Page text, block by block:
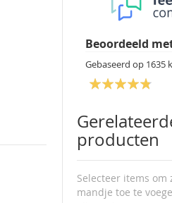
Beoordeeld
Gebaseerd op 1635
producten
Selecteer items om
mandje toe te